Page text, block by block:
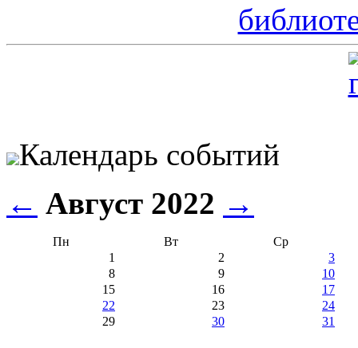
Календарь событий
← Август 2022 →
Пн Вт
Ср
1
2
3
8
9
10
15
16
17
22
23
24
29
30 31